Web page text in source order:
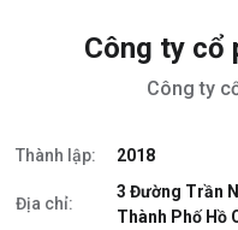
Công ty cổ
Công ty
Thành lập: 2018
Địa chỉ:
3 Đường Trần
Thành Phố Hồ